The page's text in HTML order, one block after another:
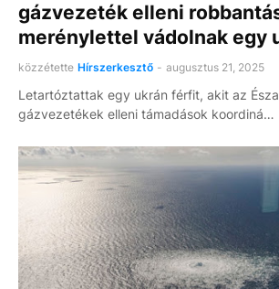
gázvezeték elleni
merénylettel vádolnak egy
közzétette Hírszerkesztő - augusztus 21, 2025
Letartóztattak egy ukrán férfit, akit az
gázvezetékek elleni támadások koordiná…